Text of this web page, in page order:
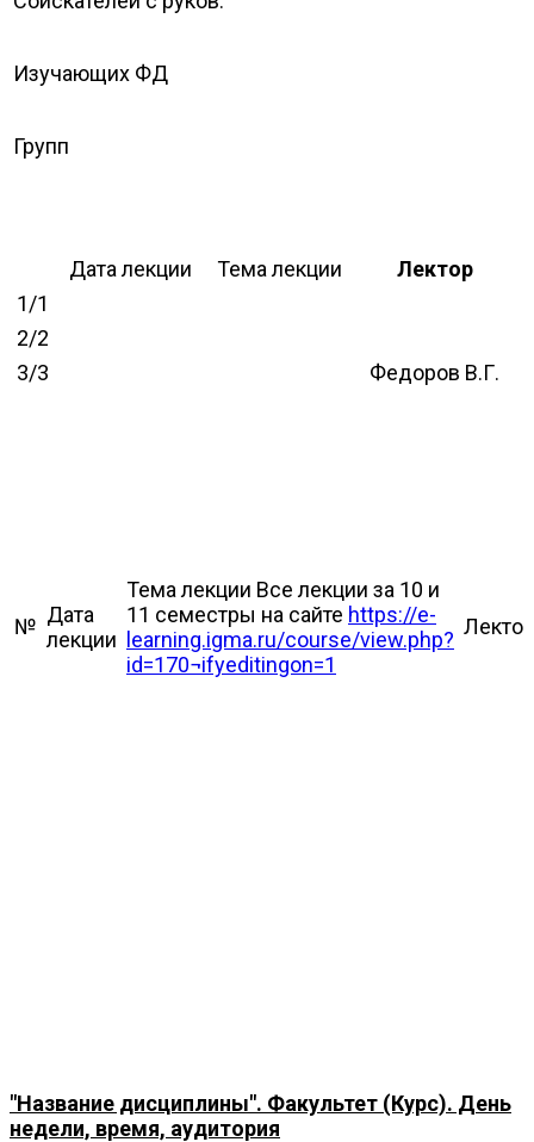
Изучающих ФД
Групп
Дата лекции Тема лекции
Лектор
1/1
2/2
3/3
Федоров В.Г.
№ Дата
лекции
Тема лекции Все лекции за 10 и
11 семестры на сайте https://e-
learning.igma.ru/course/view.php?
id=170¬ifyeditingon=1
Лектор
"Название дисциплины". Факультет (Курс). День
недели, время, аудитория